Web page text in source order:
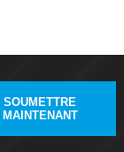
SOUMETTRE
MAINTENANT